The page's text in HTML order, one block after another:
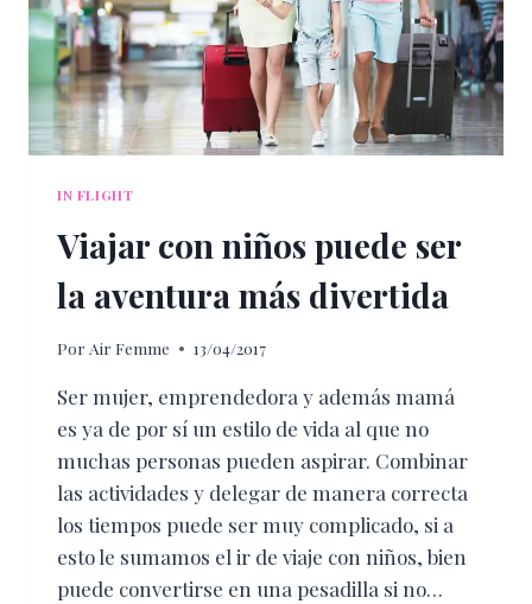
IN FLIGHT
Viajar con niños puede ser
la aventura más divertida
Por Air Femme 13/04/2017
Ser mujer, emprendedora y además mamá
es ya de por sí un estilo de vida al que no
muchas personas pueden aspirar. Combinar
las actividades y delegar de manera correcta
los tiempos puede ser muy complicado, si a
esto le sumamos el ir de viaje con niños, bien
puede convertirse en una pesadilla si no…